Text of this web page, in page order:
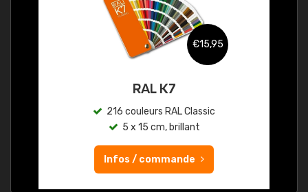
€15,95
RAL K7
216 couleurs RAL Classic
5 x 15 cm, brillant
Infos / commande